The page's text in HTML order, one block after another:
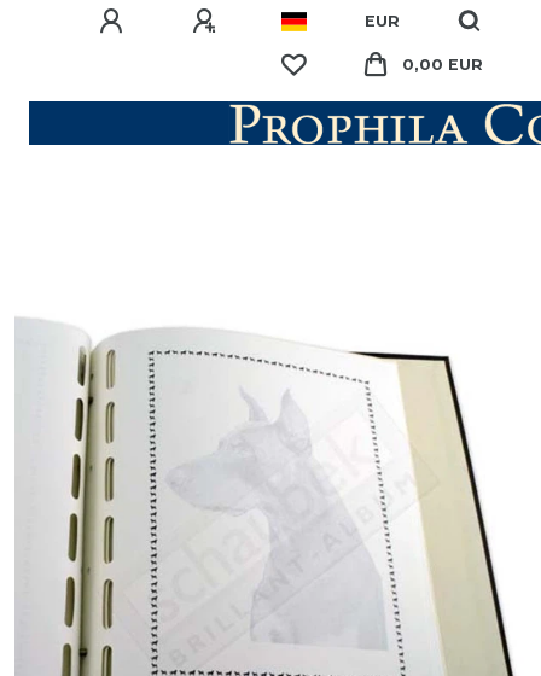
EUR
0,00 EUR